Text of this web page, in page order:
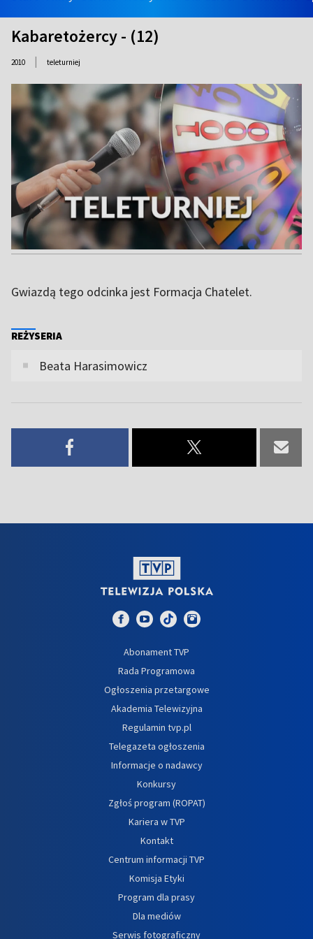
Kabaretożercy - (12)
2010 | teleturniej
Gwiazdą tego odcinka jest Formacja Chatelet.
REŻYSERIA
Beata Harasimowicz
Abonament TVP
Rada Programowa
Ogłoszenia przetargowe
Akademia Telewizyjna
Regulamin tvp.pl
Telegazeta ogłoszenia
Informacje o nadawcy
Konkursy
Zgłoś program (ROPAT)
Kariera w TVP
Kontakt
Centrum informacji TVP
Komisja Etyki
Program dla prasy
Dla mediów
Serwis fotograficzny